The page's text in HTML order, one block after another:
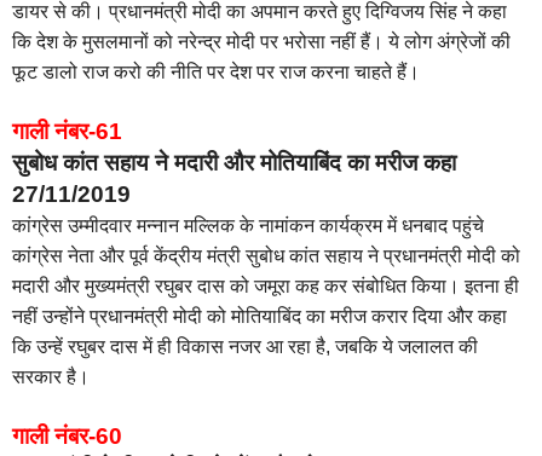
डायर से की। प्रधानमंत्री मोदी का अपमान करते हुए दिग्विजय सिंह ने कहा
कि देश के मुसलमानों को नरेन्द्र मोदी पर भरोसा नहीं हैं। ये लोग अंग्रेजों की
फूट डालो राज करो की नीति पर देश पर राज करना चाहते हैं।
गाली नंबर-61
सुबोध कांत सहाय ने मदारी और मोतियाबिंद का मरीज कहा
27/11/2019
कांग्रेस उम्मीदवार मन्नान मल्लिक के नामांकन कार्यक्रम में धनबाद पहुंचे
कांग्रेस नेता और पूर्व केंद्रीय मंत्री सुबोध कांत सहाय ने प्रधानमंत्री मोदी को
मदारी और मुख्यमंत्री रघुबर दास को जमूरा कह कर संबोधित किया। इतना ही
नहीं उन्होंने प्रधानमंत्री मोदी को मोतियाबिंद का मरीज करार दिया और कहा
कि उन्हें रघुबर दास में ही विकास नजर आ रहा है, जबकि ये जलालत की
सरकार है।
गाली नंबर-60